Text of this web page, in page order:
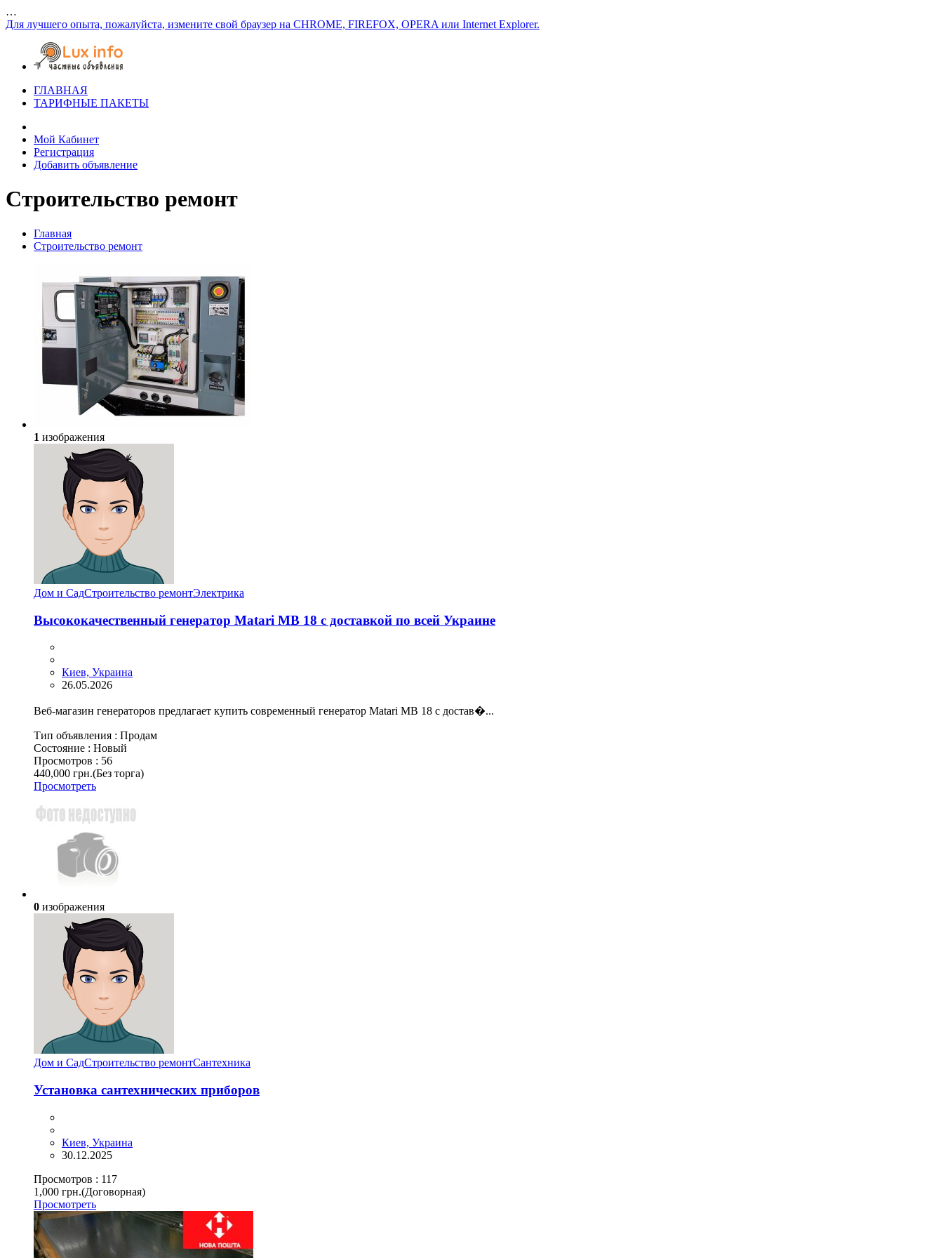
…
Для лучшего опыта, пожалуйста, измените свой браузер на CHROME, FIREFOX, OPERA или Internet Explorer.
ГЛАВНАЯ
ТАРИФНЫЕ ПАКЕТЫ
Мой Кабинет
Регистрация
Добавить объявление
Строительство ремонт
Главная
Строительство ремонт
1 изображения
Дом и СадСтроительство ремонтЭлектрика
Высококачественный генератор Matari MB 18 с доставкой по всей Украине
Киев, Украина
26.05.2026
Веб-магазин генераторов предлагает купить современный генератор Matari MB 18 с достав�...
Тип объявления : Продам
Состояние : Новый
Просмотров : 56
440,000 грн.(Без торга)
Просмотреть
0 изображения
Дом и СадСтроительство ремонтСантехника
Установка сантехнических приборов
Киев, Украина
30.12.2025
Просмотров : 117
1,000 грн.(Договорная)
Просмотреть